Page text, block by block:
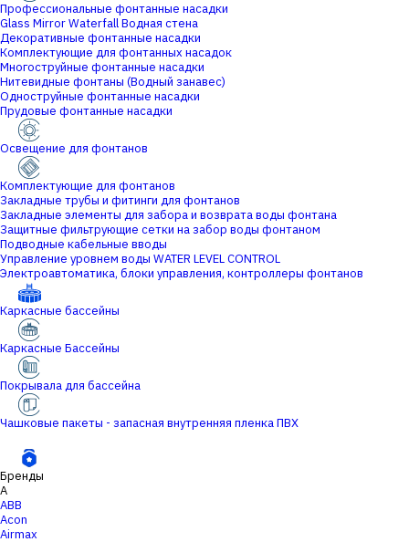
Профессиональные фонтанные насадки
Glass Mirror Waterfall Водная стена
Декоративные фонтанные насадки
Комплектующие для фонтанных насадок
Многоструйные фонтанные насадки
Нитевидные фонтаны (Водный занавес)
Одноструйные фонтанные насадки
Прудовые фонтанные насадки
Освещение для фонтанов
Комплектующие для фонтанов
Закладные трубы и фитинги для фонтанов
Закладные элементы для забора и возврата воды фонтана
Защитные фильтрующие сетки на забор воды фонтаном
Подводные кабельные вводы
Управление уровнем воды WATER LEVEL CONTROL
Электроавтоматика, блоки управления, контроллеры фонтанов
Каркасные бассейны
Каркасные Бассейны
Покрывала для бассейна
Чашковые пакеты - запасная внутренняя пленка ПВХ
Бренды
A
ABB
Acon
Airmax